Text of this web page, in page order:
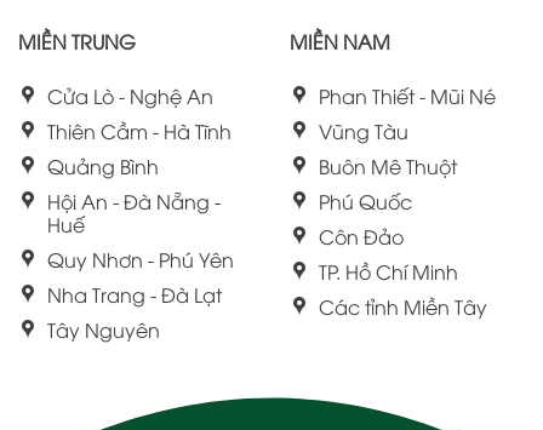
MIỀN TRUNG
Cửa Lò - Nghệ An
Thiên Cầm - Hà Tĩnh
Quảng Bình
Hội An - Đà Nẵng -
Huế
Quy Nhơn - Phú Yên
Nha Trang - Đà Lạt
Tây Nguyên
MIỀN NAM
Phan Thiết - Mũi Né
Vũng Tàu
Buôn Mê Thuột
Phú Quốc
Côn Đảo
TP. Hồ Chí Minh
Các tỉnh Miền Tây